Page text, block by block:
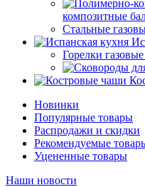
композитные
Стальные
Горелки
Новинки
Популярные товары
Распродажи и скидки
Рекомендуемые
Уцененные товары
Наши новости